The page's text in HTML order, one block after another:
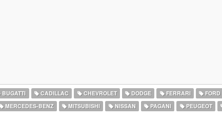
BUGATTI CADILLAC CHEVROLET DODGE FERRARI FORD
MERCEDES-BENZ MITSUBISHI NISSAN PAGANI PEUGEOT